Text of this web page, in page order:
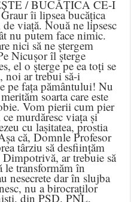
/ BUCĂȚICA CE-I
îi lipsea bucățica
viață. Nouă ne lipsesc
nu putem face nimic.
nici să ne ștergem
Nicușor îl șterge
el o șterge pe ea toți se
noi ar trebui să-i
pe fața pământului! Nu
soarta care este
Vom pierii cum pier
murdăresc viața și
cu lașitatea, prostia
că, Domnle Profesor
târziu să desființăm
Dimpotrivă, ar trebuie să
le transformăm în
nesecrete dar în slujba
nu a birocraților
din PSD. PNL,